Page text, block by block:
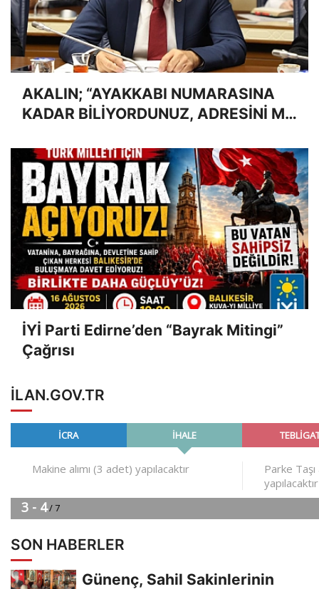
AKALIN; “AYAKKABI NUMARASINA
KADAR BİLİYORDUNUZ, ADRESİNİ Mİ
İYİ Parti Edirne’den “Bayrak Mitingi”
Çağrısı
ILAN.GOV.TR
SON HABERLER
Günenç, Sahil Sakinlerinin